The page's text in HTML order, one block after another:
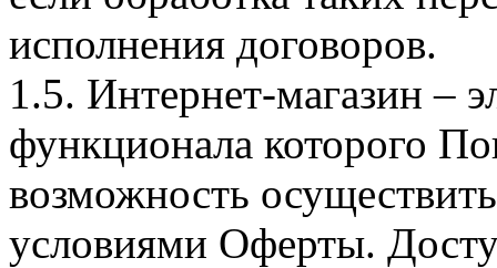
исполнения договоров.
1.5. Интернет-магазин –
функционала которого
возможность
условиями Оферты.